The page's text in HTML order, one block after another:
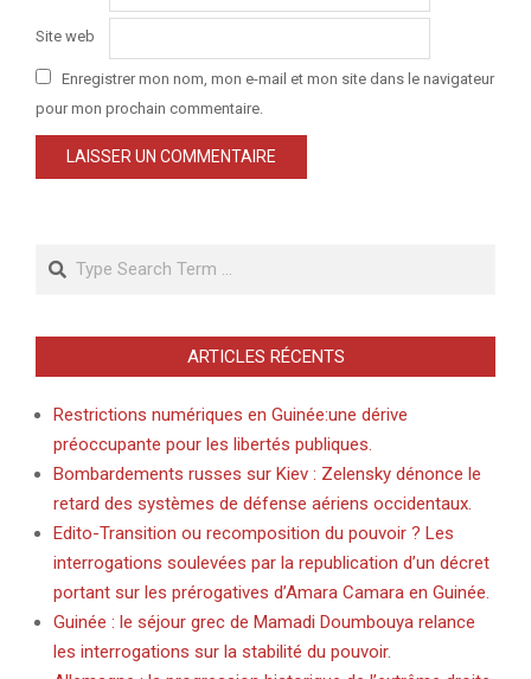
Site web
Enregistrer mon nom, mon e-mail et mon site dans le navigateur
pour mon prochain commentaire.
ARTICLES RÉCENTS
Restrictions numériques en Guinée:une dérive
préoccupante pour les libertés publiques.
Bombardements russes sur Kiev : Zelensky dénonce le
retard des systèmes de défense aériens occidentaux.
Edito-Transition ou recomposition du pouvoir ? Les
interrogations soulevées par la republication d’un décret
portant sur les prérogatives d’Amara Camara en Guinée.
Guinée : le séjour grec de Mamadi Doumbouya relance
les interrogations sur la stabilité du pouvoir.